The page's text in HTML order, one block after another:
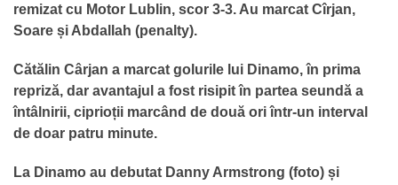
remizat cu Motor Lublin, scor 3-3. Au marcat Cîrjan,
Soare și Abdallah (penalty).
Cătălin Cârjan a marcat golurile lui Dinamo, în prima
repriză, dar avantajul a fost risipit în partea seundă a
întâlnirii, ciprioții marcând de două ori într-un interval
de doar patru minute.
La Dinamo au debutat Danny Armstrong (foto) și